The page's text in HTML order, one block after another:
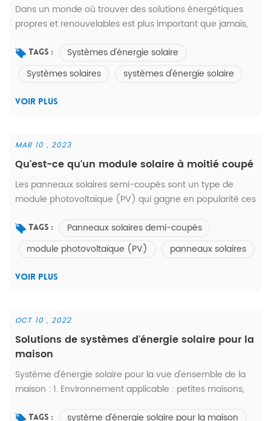
Dans un monde où trouver des solutions énergétiques
propres et renouvelables est plus important que jamais,
d'un avenir durable. Les systèmes solaires exploitent
l'énergie abondante du soleil pour fournir une source
d'électricité propre et fiable. L'énergie solaire est une
source d'énergie propre et renouvelable qui ne produit ni
Tags :
Systèmes d'énergie solaire
Systèmes solaires
systèmes d'énergie solaire
VOIR PLUS
MAR 10 , 2023
Qu'est-ce qu'un module solaire à moitié coupé
Les panneaux solaires semi-coupés sont un type de
module photovoltaïque (PV) qui gagne en popularité ces
et de leurs performances améliorées par rapport aux
panneaux solaires traditionnels. Comme son nom
l'indique, les panneaux solaires à moitié coupés sont
fabriqués en divisant une cellule solaire standard en deux
Tags :
Panneaux solaires demi-coupés
module photovoltaïque (PV)
panneaux solaires
VOIR PLUS
OCT 10 , 2022
Solutions de systèmes d'énergie solaire pour la
maison
Système d'énergie solaire pour la vue d'ensemble de la
maison : 1. Environnement applicable : petites maisons,
Tags : système d'énergie solaire pour la maison